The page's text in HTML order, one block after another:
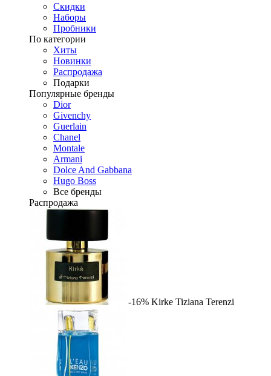
Скидки
Наборы
Пробники
По категории
Хиты
Новинки
Распродажа
Подарки
Популярные бренды
Dior
Givenchy
Guerlain
Chanel
Montale
Armani
Dolce And Gabbana
Hugo Boss
Все бренды
Распродажа
-16% Kirke Tiziana Terenzi